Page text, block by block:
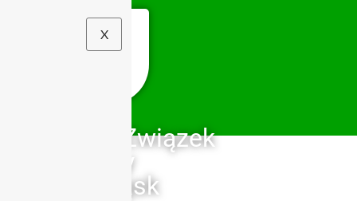
Szkolny Związek
Sportowy
Dolny Śląsk
X